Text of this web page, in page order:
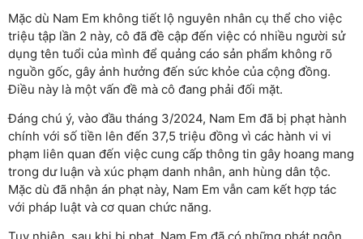
Mặc dù Nam Em không tiết lộ nguyên nhân cụ thể cho việc
triệu tập lần 2 này, cô đã đề cập đến việc có nhiều người sử
dụng tên tuổi của mình để quảng cáo sản phẩm không rõ
nguồn gốc, gây ảnh hưởng đến sức khỏe của cộng đồng.
Điều này là một vấn đề mà cô đang phải đối mặt.
Đáng chú ý, vào đầu tháng 3/2024, Nam Em đã bị phạt hành
chính với số tiền lên đến 37,5 triệu đồng vì các hành vi vi
phạm liên quan đến việc cung cấp thông tin gây hoang mang
trong dư luận và xúc phạm danh nhân, anh hùng dân tộc.
Mặc dù đã nhận án phạt này, Nam Em vẫn cam kết hợp tác
với pháp luật và cơ quan chức năng.